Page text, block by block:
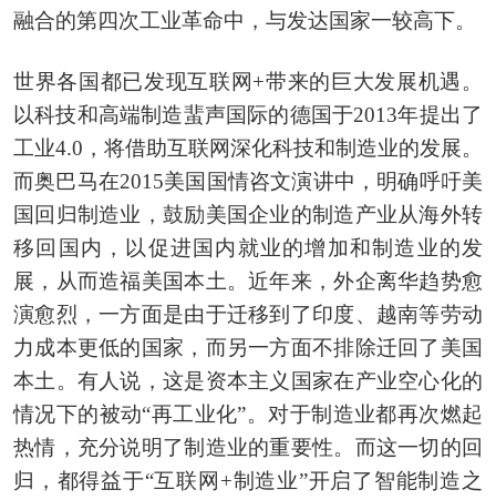
融合的第四次工业革命中，与发达国家一较高下。
世界各国都已发现互联网+带来的巨大发展机遇。
以科技和高端制造蜚声国际的德国于2013年提出了
工业4.0，将借助互联网深化科技和制造业的发展。
而奥巴马在2015美国国情咨文演讲中，明确呼吁美
国回归制造业，鼓励美国企业的制造产业从海外转
移回国内，以促进国内就业的增加和制造业的发
展，从而造福美国本土。近年来，外企离华趋势愈
演愈烈，一方面是由于迁移到了印度、越南等劳动
力成本更低的国家，而另一方面不排除迁回了美国
本土。有人说，这是资本主义国家在产业空心化的
情况下的被动“再工业化”。对于制造业都再次燃起
热情，充分说明了制造业的重要性。而这一切的回
归，都得益于“互联网+制造业”开启了智能制造之